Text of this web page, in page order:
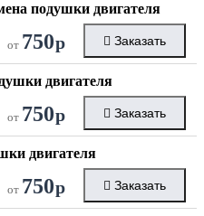
подушки двигателя
от 750р Заказать
двигателя
от 750р Заказать
двигателя
от 750р Заказать